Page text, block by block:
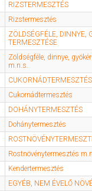
RIZSTERMESZTÉS
Rizstermesztés
ZÖLDSÉGFÉLE, DINNYE,
TERMESZTÉSE
Zöldségféle, dinnye,
m.n.s.
CUKORNÁDTERMESZTÉS
Cukornádtermesztés
DOHÁNYTERMESZTÉS
Dohánytermesztés
Rostnövénytermesztés
Kendertermesztés
EGYÉB, NEM ÉVELŐ